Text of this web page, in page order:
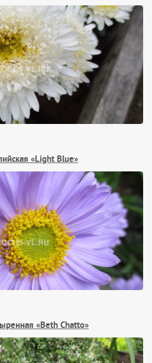
«Light Blue»
«Beth Chatto»